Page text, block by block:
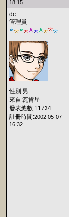
18:15
dc
管理員
性別:男
來自:瓦肯星
發表總數:11734
註冊時間:2002-05-07
16:32